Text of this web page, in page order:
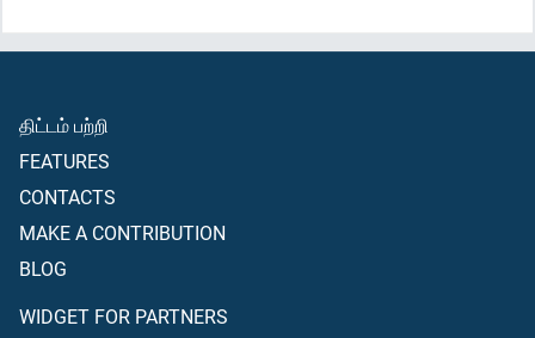
திட்டம் பற்றி
FEATURES
CONTACTS
MAKE A CONTRIBUTION
BLOG
WIDGET FOR PARTNERS